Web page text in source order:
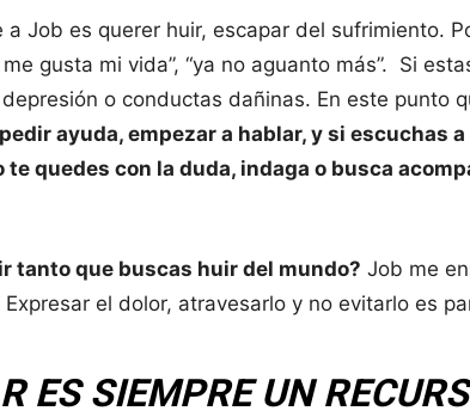
a Job es querer huir, escapar del sufrimiento.
gusta mi vida”, “ya no aguanto más”. Si
o conductas dañinas. En este punto
ayuda, empezar a hablar, y si escuchas
quedes con la duda, indaga o busca
tanto que buscas huir del mundo? Job me
Expresar el dolor, atravesarlo y no evitarlo es
ES SIEMPRE UN